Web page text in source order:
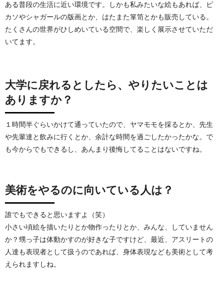
ある普段の生活に近い環境です。しかも私みたいな絵もあれば、ピ
カソやシャガールの版画とか、はたまた箪笥とかも販売している。
たくさんの世界がひしめいている空間で、楽しく展示させていただ
いてます。
大学に戻れるとしたら、やりたいことは
ありますか？
１時間半ぐらいかけて通っていたので、ヤマモモを採るとか、先生
や先輩達と飲みに行くとか、余計な時間を過ごしたかったかな。で
も今からでもできるし、あんまり後悔してることはないですね。
美術をやるのに向いている人は？
誰でもできると思いますよ（笑）
小さい頃絵を描いたりとか物作ったりとか、みんな、していません
か？甥っ子は体動かすのが好きな子ですけど、最近、アスリートの
人達も表現者として扱うのであれば、身体表現なども美術として考
えられますしね。